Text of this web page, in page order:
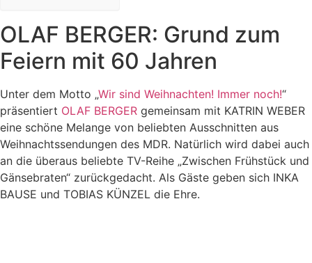
OLAF BERGER: Grund zum
Feiern mit 60 Jahren
Unter dem Motto „Wir sind Weihnachten! Immer noch!“
präsentiert OLAF BERGER gemeinsam mit KATRIN WEBER
eine schöne Melange von beliebten Ausschnitten aus
Weihnachtssendungen des MDR. Natürlich wird dabei auch
an die überaus beliebte TV-Reihe „Zwischen Frühstück und
Gänsebraten“ zurückgedacht. Als Gäste geben sich INKA
BAUSE und TOBIAS KÜNZEL die Ehre.